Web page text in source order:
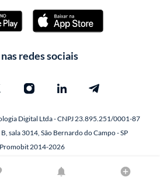
redes sociais
Digital Ltda - CNPJ 23.895.251/0001-87
sala 3014, São Bernardo do Campo - SP
2014-2026